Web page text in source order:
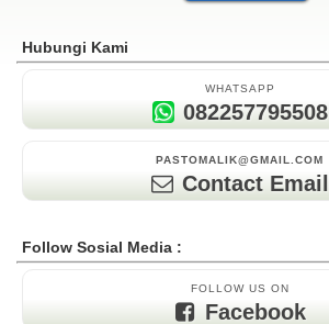
Hubungi Kami
WHATSAPP
082257795508
PASTOMALIK@GMAIL.COM
Contact Email
Follow Sosial Media :
FOLLOW US ON
Facebook